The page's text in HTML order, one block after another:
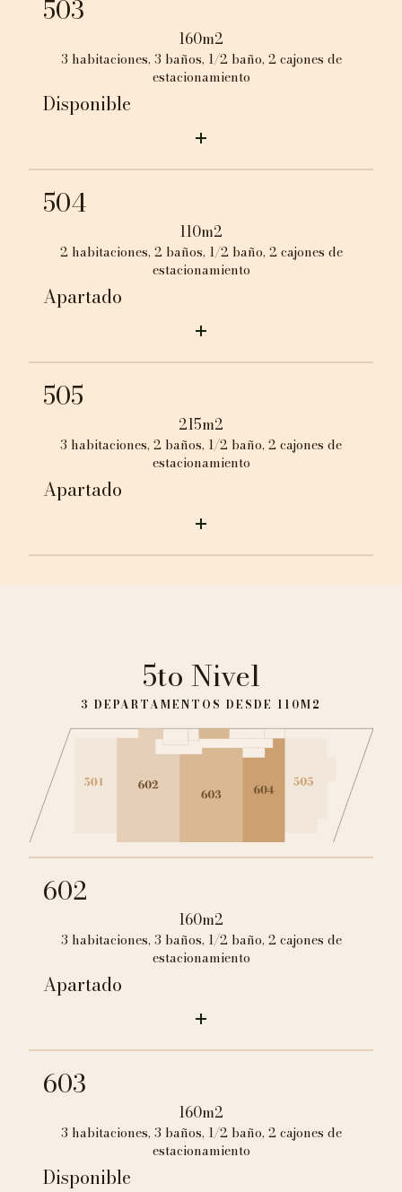
503
160m2
3 habitaciones, 3 baños, 1/2 baño, 2 cajones de
estacionamiento
Disponible
504
110m2
2 habitaciones, 2 baños, 1/2 baño, 2 cajones de
estacionamiento
Apartado
505
215m2
3 habitaciones, 2 baños, 1/2 baño, 2 cajones de
estacionamiento
Apartado
5to Nivel
3 DEPARTAMENTOS DESDE 110M2
602
160m2
3 habitaciones, 3 baños, 1/2 baño, 2 cajones de
estacionamiento
Apartado
603
160m2
3 habitaciones, 3 baños, 1/2 baño, 2 cajones de
estacionamiento
Disponible